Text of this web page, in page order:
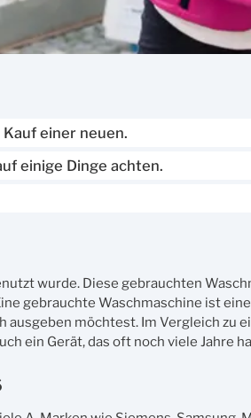
einer neuen.
einige Dinge achten.
wurde. Diese gebrauchten
gebrauchte Waschmaschine ist
möchtest. Im Vergleich zu
ein Gerät, das oft noch viele Jahre